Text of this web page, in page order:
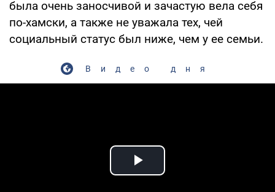
была очень заносчивой и зачастую вела себя
по-хамски, а также не уважала тех, чей
социальный статус был ниже, чем у ее семьи.
Видео дня
Play Video